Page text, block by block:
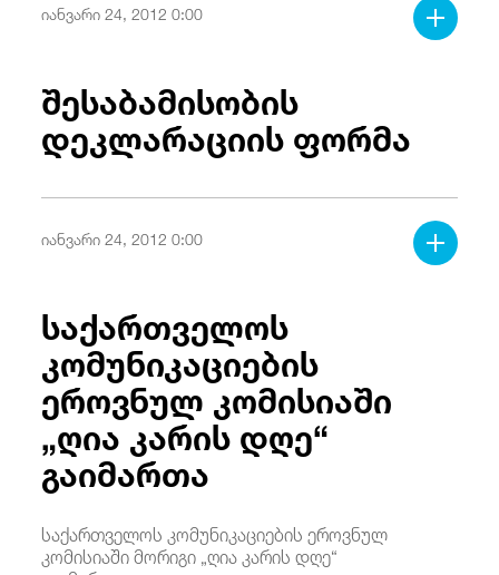
შესაბამისობის
დეკლარაციის ფორმა
იანვარი 24, 2012 0:00
საქართველოს
კომუნიკაციების
ეროვნულ კომისიაში
„ღია კარის დღე“
გაიმართა
იანვარი 24, 2012 0:00
საქართველოს კომუნიკაციების ეროვნულ
კომისიაში მორიგი „ღია კარის დღე“